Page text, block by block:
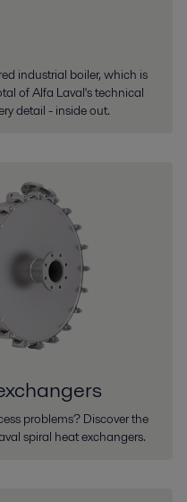
industrial boiler, which is
of Alfa Laval's technical
detail - inside out.
problems? Discover the
spiral heat exchangers.